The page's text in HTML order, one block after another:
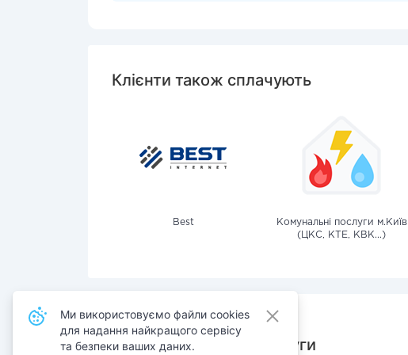
Клієнти також сплачують
Best
Комунальні послуги м.Київ
(ЦКС, КТЕ, КВК...)
Також сплачують послуги
Ми використовуємо файли cookies
для надання найкращого сервісу
та безпеки ваших даних.